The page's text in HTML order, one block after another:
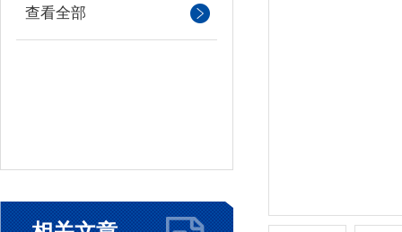
查看全部